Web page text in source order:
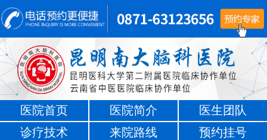
医院首页 医院简介
医生团队
诊疗技术
来院路线 预约挂号